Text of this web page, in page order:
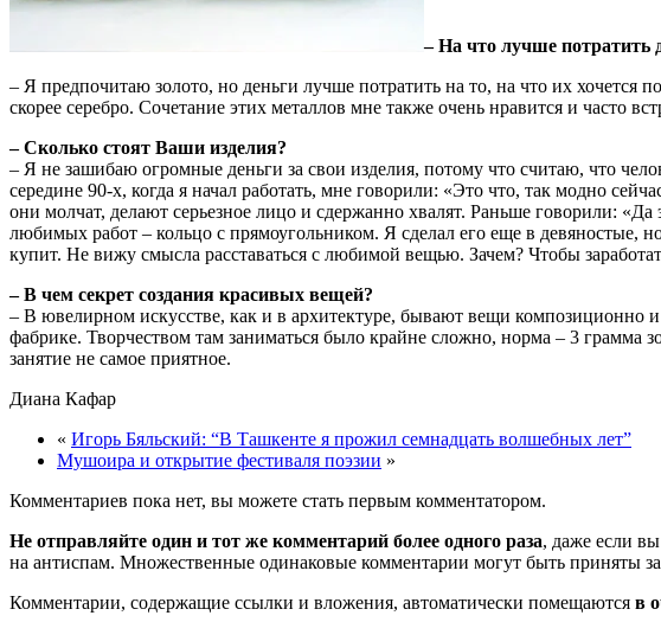
– На что лучше потратить
– Я предпочитаю золото, но деньги лучше потратить на то, на что их хочется
скорее серебро. Сочетание этих металлов мне также очень нравится и часто
– Сколько стоят Ваши изделия?
– Я не зашибаю огромные деньги за свои изделия, потому что считаю, что
середине 90-х, когда я начал работать, мне говорили: «Это что, так модно
они молчат, делают серьезное лицо и сдержанно хвалят. Раньше говорили:
любимых работ – кольцо с прямоугольником. Я сделал его еще в девяностые,
купит. Не вижу смысла расставаться с любимой вещью. Зачем? Чтобы
– В чем секрет создания красивых вещей?
– В ювелирном искусстве, как и в архитектуре, бывают вещи композиционно
фабрике. Творчеством там заниматься было крайне сложно, норма – 3 грамма
занятие не самое приятное.
Диана Кафар
« Игорь Бяльский: “В Ташкенте я прожил семнадцать волшебных лет”
Мушоира и открытие фестиваля поэзии »
Комментариев пока нет, вы можете стать первым комментатором.
Не отправляйте один и тот же комментарий более одного раза, даже если
на антиспам. Множественные одинаковые комментарии могут быть приняты за
Комментарии, содержащие ссылки и вложения, автоматически помещаются в